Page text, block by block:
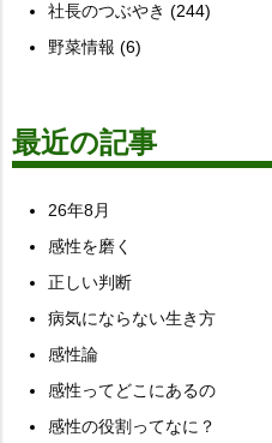
社長のつぶやき (244)
野菜情報 (6)
最近の記事
26年8月
感性を磨く
正しい判断
病気にならない生き方
感性論
感性ってどこにあるの
感性の役割ってなに？